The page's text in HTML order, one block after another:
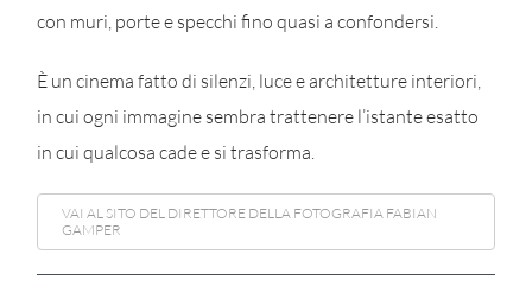
con muri, porte e specchi fino quasi a confondersi.
È un cinema fatto di silenzi, luce e architetture interiori,
in cui ogni immagine sembra trattenere l’istante esatto
in cui qualcosa cade e si trasforma.
VAI AL SITO DEL DIRETTORE DELLA FOTOGRAFIA FABIAN
GAMPER